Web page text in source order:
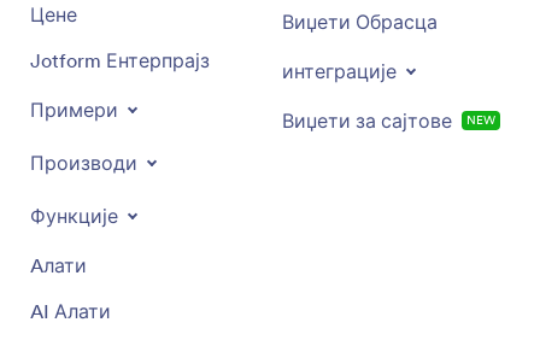
Цене
Jotform Ентерпрајз
Примери
Производи
Функције
Aлати
AI Алати
Виџети Обрасца
интеграције
Виџети за сајтове NEW